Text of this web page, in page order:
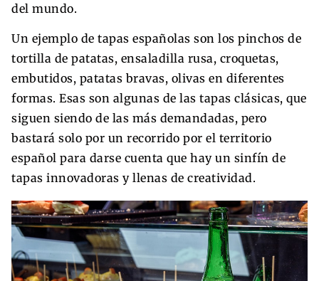
del mundo.
Un ejemplo de tapas españolas son los pinchos de
tortilla de patatas, ensaladilla rusa, croquetas,
embutidos, patatas bravas, olivas en diferentes
formas. Esas son algunas de las tapas clásicas, que
siguen siendo de las más demandadas, pero
bastará solo por un recorrido por el territorio
español para darse cuenta que hay un sinfín de
tapas innovadoras y llenas de creatividad.